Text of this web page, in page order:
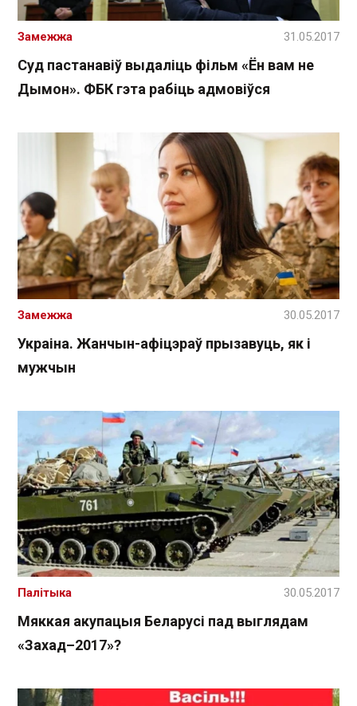
Суд пастанавіў выдаліць фільм «Ён вам не
Дымон». ФБК гэта рабіць адмовіўся
Замежжа 31.05.2017
Украіна. Жанчын-афіцэраў прызавуць, як і
мужчын
Замежжа 30.05.2017
Мяккая акупацыя Беларусі пад выглядам
«Захад–2017»?
Палітыка 30.05.2017